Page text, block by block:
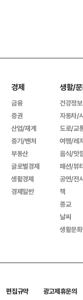
경제
금융
증권
산업/재계
중기/벤처
부동산
글로벌경제
생활경제
경제일반
생활/
건강정보
자동차/
도로/교
여행/레
음식/맛
패션/뷰
공연/전
책
종교
날씨
생활문
편집규약
광고제휴문의